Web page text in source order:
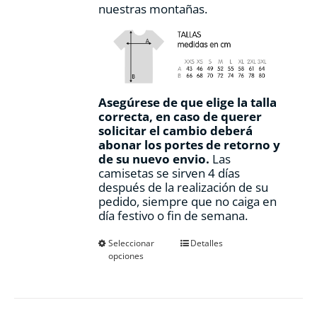
nuestras montañas.
Asegúrese de que elige la talla
correcta, en caso de querer
solicitar el cambio deberá
abonar los portes de retorno y
de su nuevo envio. Las
camisetas se sirven 4 días
después de la realización de su
pedido, siempre que no caiga en
día festivo o fin de semana.
Seleccionar
opciones
EsteDetalles